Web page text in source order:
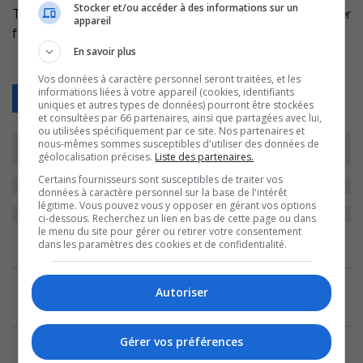
Tampa Bay a remporté la Coupe Stanley en juin dernier
face aux Flames de Calgary.
Retour
ARCHIVES
6 mars 2024
Le jeune prodige Léo St-Michel bat un record
10 décembre 2019
Stocker et/ou accéder à des informations sur un
appareil
En savoir plus
Vos données à caractère personnel seront traitées, et les
informations liées à votre appareil (cookies, identifiants
uniques et autres types de données) pourront être stockées
et consultées par 66 partenaires, ainsi que partagées avec lui,
ou utilisées spécifiquement par ce site. Nos partenaires et
nous-mêmes sommes susceptibles d'utiliser des données de
géolocalisation précises. Liste des partenaires.
Certains fournisseurs sont susceptibles de traiter vos
données à caractère personnel sur la base de l'intérêt
légitime. Vous pouvez vous y opposer en gérant vos options
ci-dessous. Recherchez un lien en bas de cette page ou dans
le menu du site pour gérer ou retirer votre consentement
dans les paramètres des cookies et de confidentialité.
Autoriser
Gérer vos préférences